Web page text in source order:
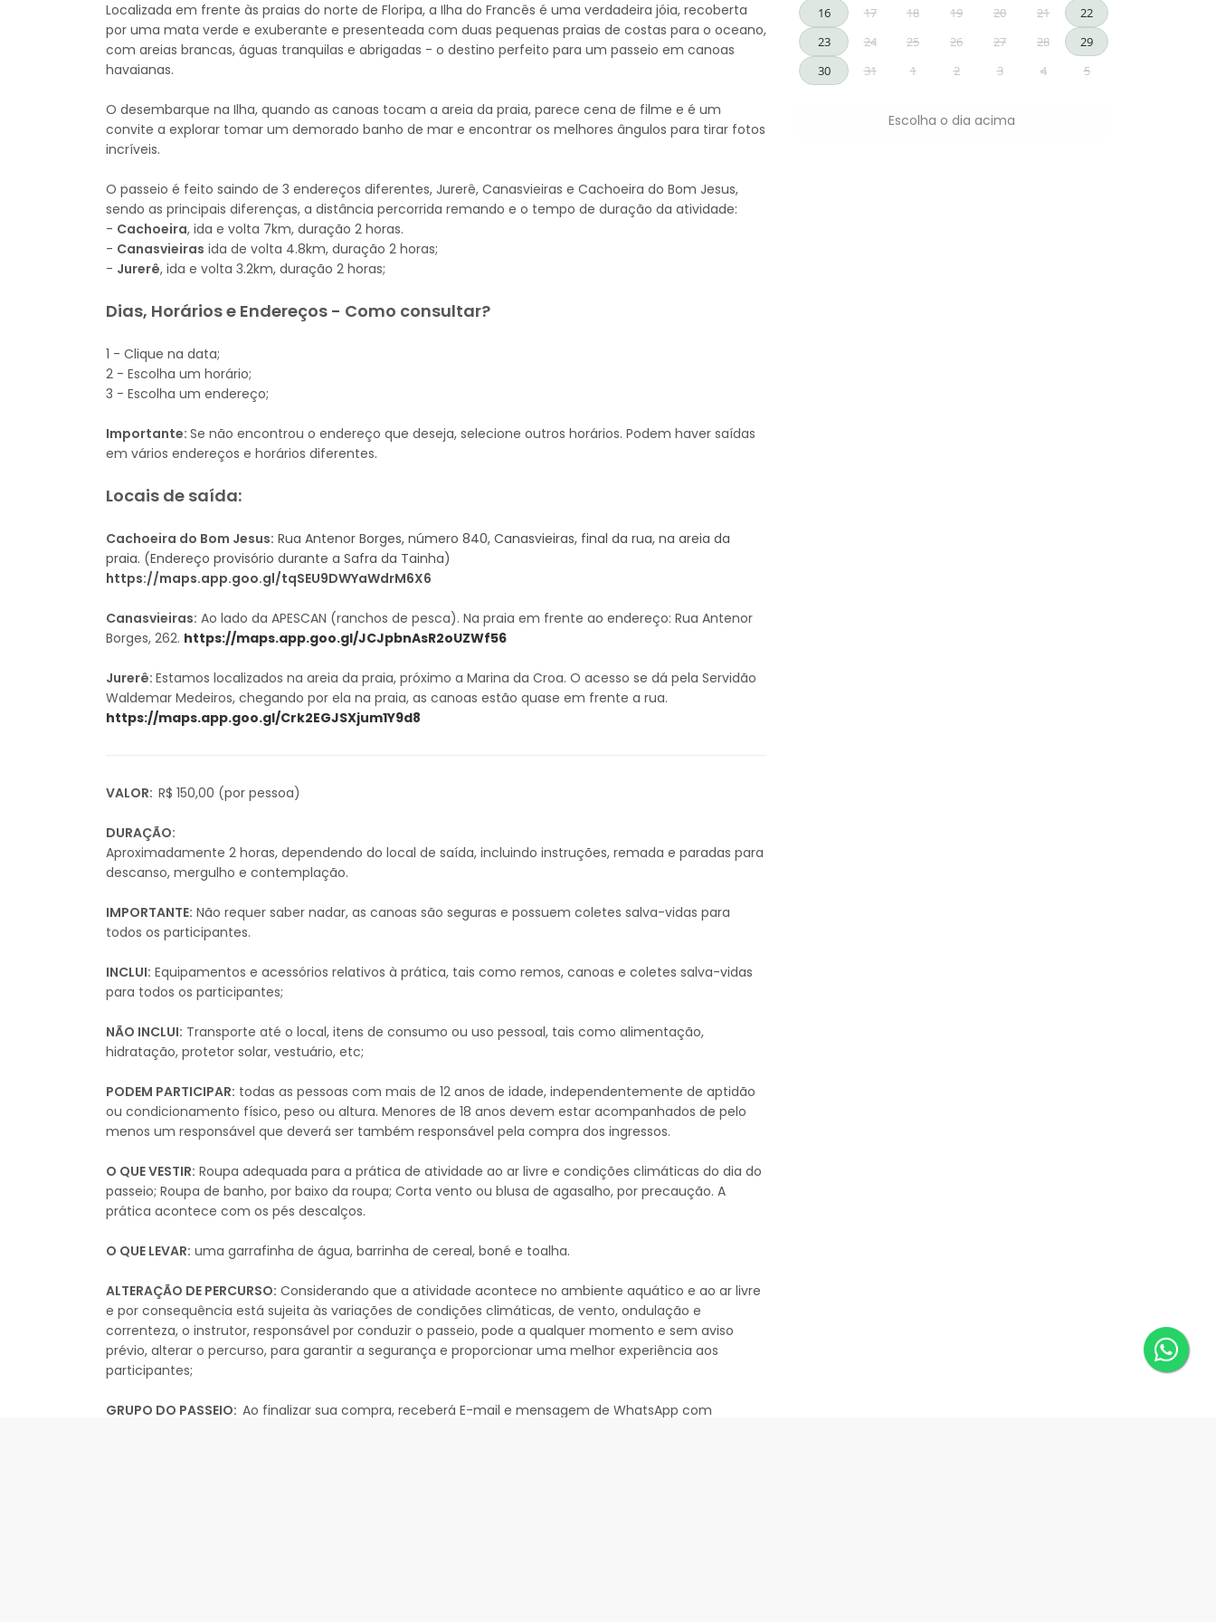
Localizada em frente às praias do norte de Floripa, a Ilha do Francês é uma verdadeira jóia, recoberta
por uma mata verde e exuberante e presenteada com duas pequenas praias de costas para o oceano,
com areias brancas, águas tranquilas e abrigadas - o destino perfeito para um passeio em canoas
havaianas.
O desembarque na Ilha, quando as canoas tocam a areia da praia, parece cena de filme e é um
convite a explorar tomar um demorado banho de mar e encontrar os melhores ângulos para tirar fotos
incríveis.
O passeio é feito saindo de 3 endereços diferentes, Jurerê, Canasvieiras e Cachoeira do Bom Jesus,
sendo as principais diferenças, a distância percorrida remando e o tempo de duração da atividade:
- Cachoeira, ida e volta 7km, duração 2 horas.
- Canasvieiras ida de volta 4.8km, duração 2 horas;
- Jurerê, ida e volta 3.2km, duração 2 horas;
Dias, Horários e Endereços - Como consultar?
1 - Clique na data;
2 - Escolha um horário;
3 - Escolha um endereço;
Importante: Se não encontrou o endereço que deseja, selecione outros horários. Podem haver saídas
em vários endereços e horários diferentes.
Locais de saída:
Cachoeira do Bom Jesus: Rua Antenor Borges, número 840, Canasvieiras, final da rua, na areia da
praia. (Endereço provisório durante a Safra da Tainha)
https://maps.app.goo.gl/tqSEU9DWYaWdrM6X6
Canasvieiras: Ao lado da APESCAN (ranchos de pesca). Na praia em frente ao endereço: Rua Antenor
Borges, 262. https://maps.app.goo.gl/JCJpbnAsR2oUZWf56
Jurerê: Estamos localizados na areia da praia, próximo a Marina da Croa. O acesso se dá pela Servidão
Waldemar Medeiros, chegando por ela na praia, as canoas estão quase em frente a rua.
https://maps.app.goo.gl/Crk2EGJSXjum1Y9d8
VALOR: R$ 150,00 (por pessoa)
DURAÇÃO:
Aproximadamente 2 horas, dependendo do local de saída, incluindo instruções, remada e paradas para
descanso, mergulho e contemplação.
IMPORTANTE: Não requer saber nadar, as canoas são seguras e possuem coletes salva-vidas para
todos os participantes.
INCLUI: Equipamentos e acessórios relativos à prática, tais como remos, canoas e coletes salva-vidas
para todos os participantes;
NÃO INCLUI: Transporte até o local, itens de consumo ou uso pessoal, tais como alimentação,
hidratação, protetor solar, vestuário, etc;
PODEM PARTICIPAR: todas as pessoas com mais de 12 anos de idade, independentemente de aptidão
ou condicionamento físico, peso ou altura. Menores de 18 anos devem estar acompanhados de pelo
menos um responsável que deverá ser também responsável pela compra dos ingressos.
O QUE VESTIR: Roupa adequada para a prática de atividade ao ar livre e condições climáticas do dia do
passeio; Roupa de banho, por baixo da roupa; Corta vento ou blusa de agasalho, por precaução. A
prática acontece com os pés descalços.
O QUE LEVAR: uma garrafinha de água, barrinha de cereal, boné e toalha.
ALTERAÇÃO DE PERCURSO: Considerando que a atividade acontece no ambiente aquático e ao ar livre
e por consequência está sujeita às variações de condições climáticas, de vento, ondulação e
correnteza, o instrutor, responsável por conduzir o passeio, pode a qualquer momento e sem aviso
prévio, alterar o percurso, para garantir a segurança e proporcionar uma melhor experiência aos
participantes;
GRUPO DO PASSEIO: Ao finalizar sua compra, receberá E-mail e mensagem de WhatsApp com
16 17 18 19 20 21
22
23
24 25 26 27 28
29
30
31 1 2 3 4 5
Escolha o dia acima